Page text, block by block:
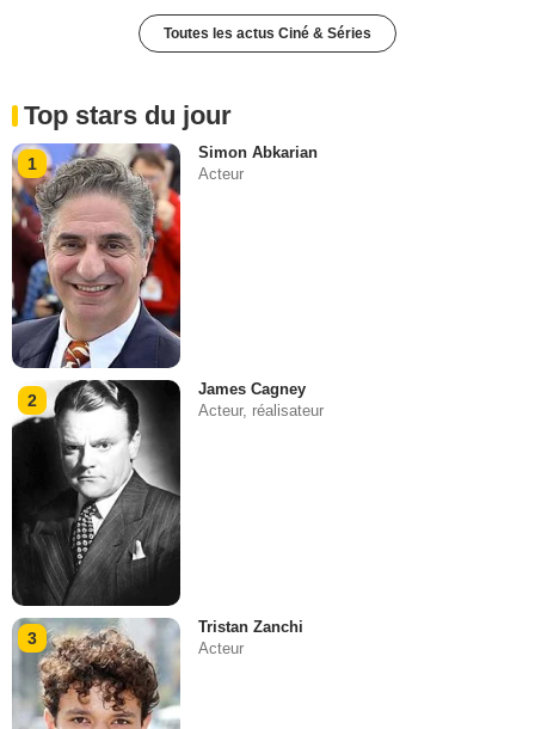
Toutes les actus Ciné & Séries
Top stars du jour
1
Simon Abkarian
Acteur
2
James Cagney
Acteur, réalisateur
3
Tristan Zanchi
Acteur